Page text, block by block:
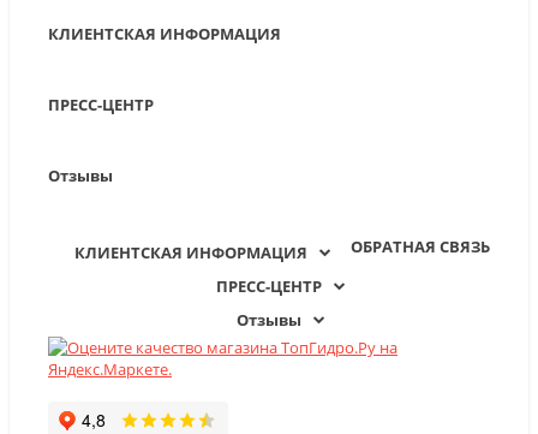
КЛИЕНТСКАЯ ИНФОРМАЦИЯ
ПРЕСС-ЦЕНТР
Отзывы
ОБРАТНАЯ СВЯЗЬ
КЛИЕНТСКАЯ ИНФОРМАЦИЯ
ПРЕСС-ЦЕНТР
Отзывы